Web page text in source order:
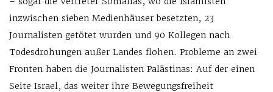
inzwischen sieben Medienhäuser besetzten, 23
Journalisten getötet wurden und 90 Kollegen nach
Todesdrohungen außer Landes flohen. Probleme an zwei
Fronten haben die Journalisten Palästinas: Auf der einen
Seite Israel, das weiter ihre Bewegungsfreiheit